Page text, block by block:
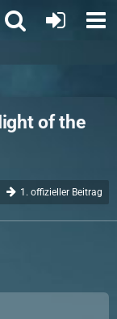
of the
1. offizieller Beitrag